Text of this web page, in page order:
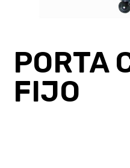
PORTA
FIJO